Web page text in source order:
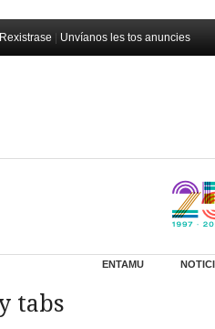
Rexistrase Unvíanos les tos anuncies
ENTAMU
tabs